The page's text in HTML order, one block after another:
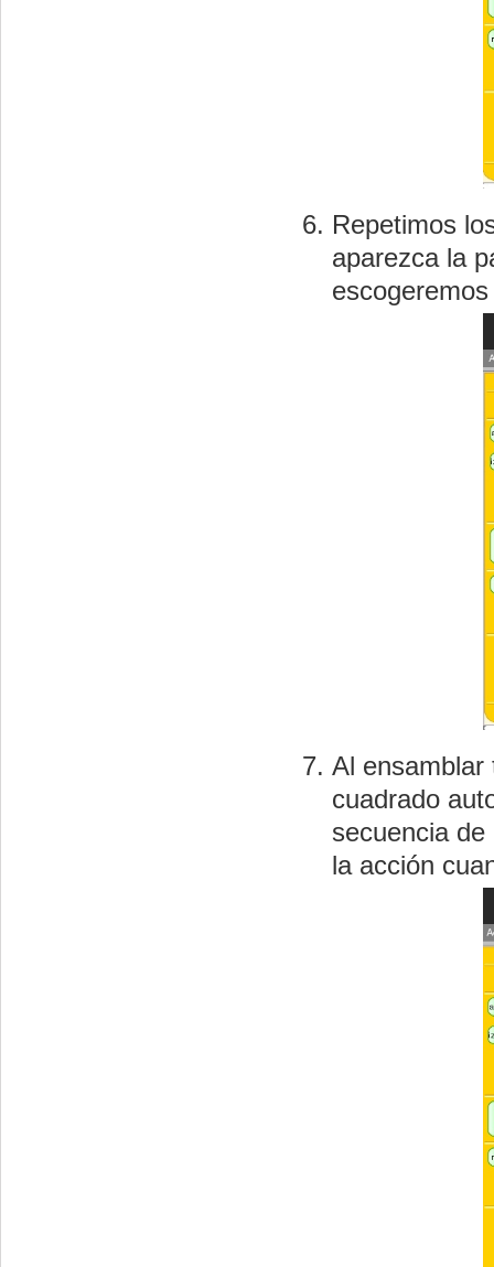
Repetimos
aparezca la
Al ensamblar
cuadrado
secuencia
la acción